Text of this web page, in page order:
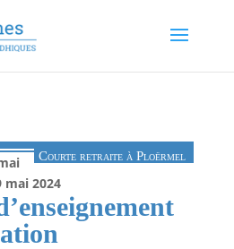
Courte retraite à Ploërmel
mai 2024